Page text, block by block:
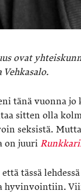
ovat
tänä vuonna jo
sitten olla
seksistä.
on juuri
tässä
hyvinvointiin.